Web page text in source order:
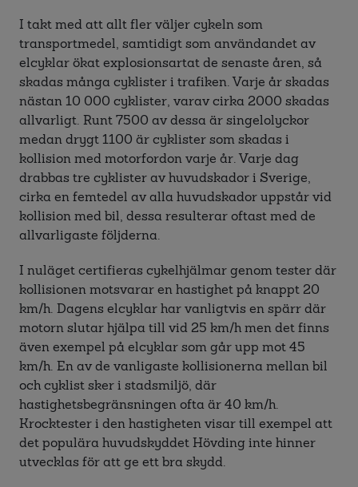
I takt med att allt fler väljer cykeln som
transportmedel, samtidigt som användandet av
elcyklar ökat explosionsartat de senaste åren, så
skadas många cyklister i trafiken. Varje år skadas
nästan 10 000 cyklister, varav cirka 2000 skadas
allvarligt. Runt 7500 av dessa är singelolyckor
medan drygt 1100 är cyklister som skadas i
kollision med motorfordon varje år. Varje dag
drabbas tre cyklister av huvudskador i Sverige,
cirka en femtedel av alla huvudskador uppstår vid
kollision med bil, dessa resulterar oftast med de
allvarligaste följderna.
I nuläget certifieras cykelhjälmar genom tester där
kollisionen motsvarar en hastighet på knappt 20
km/h. Dagens elcyklar har vanligtvis en spärr där
motorn slutar hjälpa till vid 25 km/h men det finns
även exempel på elcyklar som går upp mot 45
km/h. En av de vanligaste kollisionerna mellan bil
och cyklist sker i stadsmiljö, där
hastighetsbegränsningen ofta är 40 km/h.
Krocktester i den hastigheten visar till exempel att
det populära huvudskyddet Hövding inte hinner
utvecklas för att ge ett bra skydd.